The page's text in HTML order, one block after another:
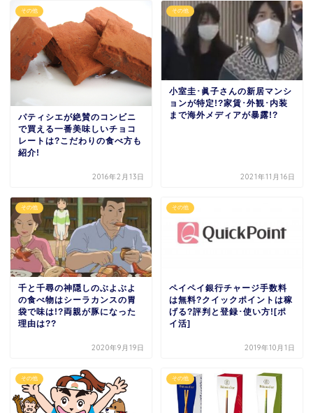
その他
パティシエが絶賛のコンビニ
で買える一番美味しいチョコ
レートは?こだわりの食べ方も
紹介!
2016年2月13日
その他
小室圭･眞子さんの新居マンシ
ョンが特定!?家賃･外観･内装
まで海外メディアが暴露!?
2021年11月16日
その他
千と千尋の神隠しのぶよぶよ
の食べ物はシーラカンスの胃
袋で味は!?両親が豚になった
理由は??
2020年9月19日
その他
ペイペイ銀行チャージ手数料
は無料?クイックポイントは稼
げる?評判と登録･使い方![ポ
イ活]
2019年10月1日
その他 その他